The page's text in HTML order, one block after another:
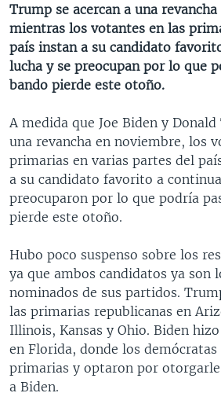
DEPORTIVO INTERNACIONAL
NOTA ECONÓMICA
ENTRETENIMIENTO
Idiomas
Trump se acercan a una
mientras los votantes en las
país instan a su candidato
lucha y se preocupan por lo que
bando pierde este otoño.
A medida que Joe Biden y
una revancha en noviembre, los
primarias en varias partes del
a su candidato favorito a
preocuparon por lo que podría
pierde este otoño.
Hubo poco suspenso sobre los
ya que ambos candidatos ya son
nominados de sus partidos.
las primarias republicanas en
Illinois, Kansas y Ohio. Biden
en Florida, donde los demócratas
primarias y optaron por otorgarle
a Biden.